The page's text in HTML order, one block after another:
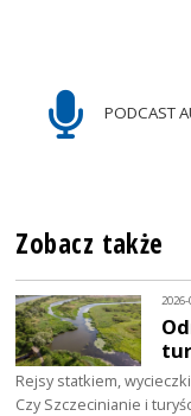
PODCAST
Zobacz także
Rejsy statkiem,
Czy Szczecinianie i